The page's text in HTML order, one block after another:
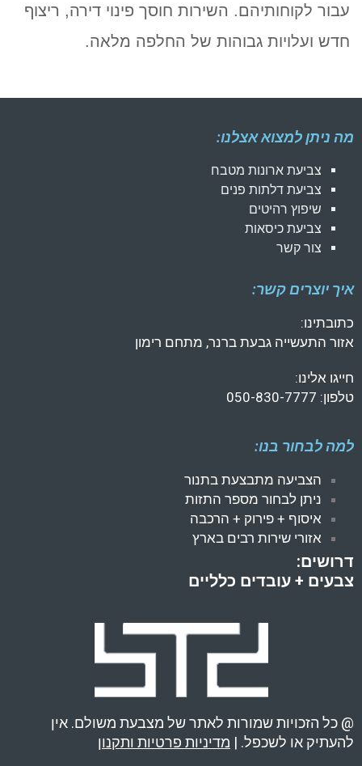
עבור לקוחותיהם. השירות חוסך פינוי דירה, ריצוף
חדש ועלויות גבוהות של החלפה מלאה.
מה ניתן למצוא אצלנו:
צביעת ארונות מטבח
צביעת דלתות פנים
שיפוץ רהיטים
צביעת כיסאות
צור קשר
איך יוצרים קשר:
כתובתינו:
אזור התעשייה גבעת ברנר, מתחם רימון
חייגו אלינו:
טלפון: 050-830-7777
למה לבחור בנו:
הצביעה מתבצעת בתנור
ניתן לבחור מספר התזות
איסוף + פירוק + הרכבה
אזורי שירות רבים בארץ
דרושים:
צבעים + עובדים כלליים
@ כל הזכויות שמורות לאתר של מצבעת משולם. אין
להעתיק או לשכפל. | מדיניות פרטיות ותקנון